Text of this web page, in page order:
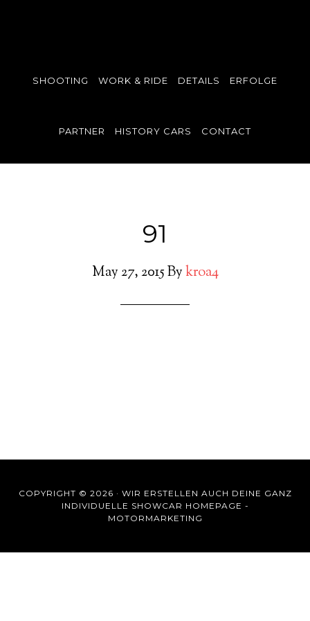
SHOOTING WORK & RIDE DETAILS ERFOLGE
PARTNER HISTORY CARS CONTACT
91
May 27, 2015Bykroa4
COPYRIGHT © 2026 · WIR ERSTELLEN AUCH DEINE GANZ
INDIVIDUELLE SHOWCAR HOMEPAGE -
MOTORMARKETING